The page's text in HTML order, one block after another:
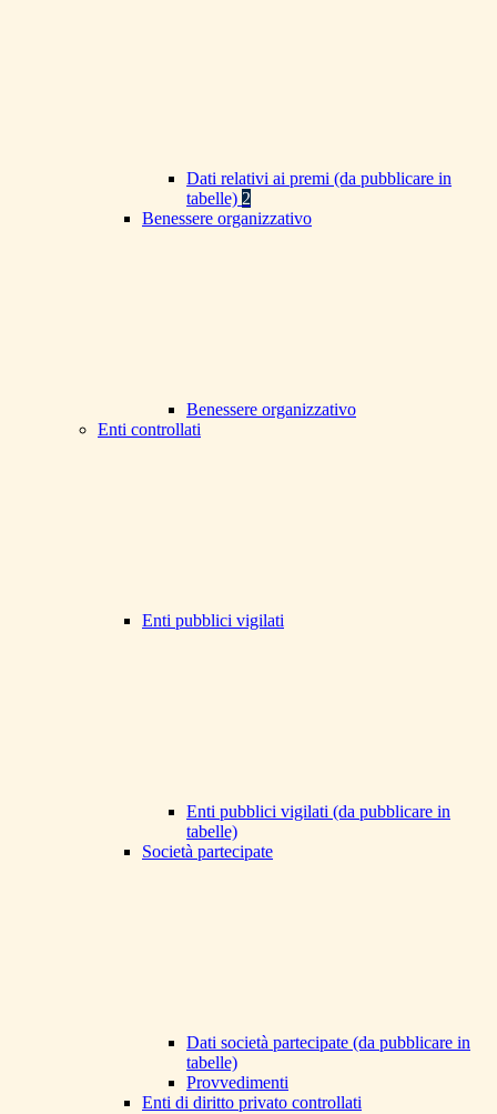
Dati relativi ai premi (da pubblicare in
tabelle) 2
Benessere organizzativo
Benessere organizzativo
Enti controllati
Enti pubblici vigilati
Enti pubblici vigilati (da pubblicare in
tabelle)
Società partecipate
Dati società partecipate (da pubblicare in
tabelle)
Provvedimenti
Enti di diritto privato controllati